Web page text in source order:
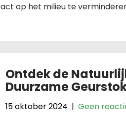
op het milieu te
Ontdek de
Duurzame
15 oktober 2024 |Geen